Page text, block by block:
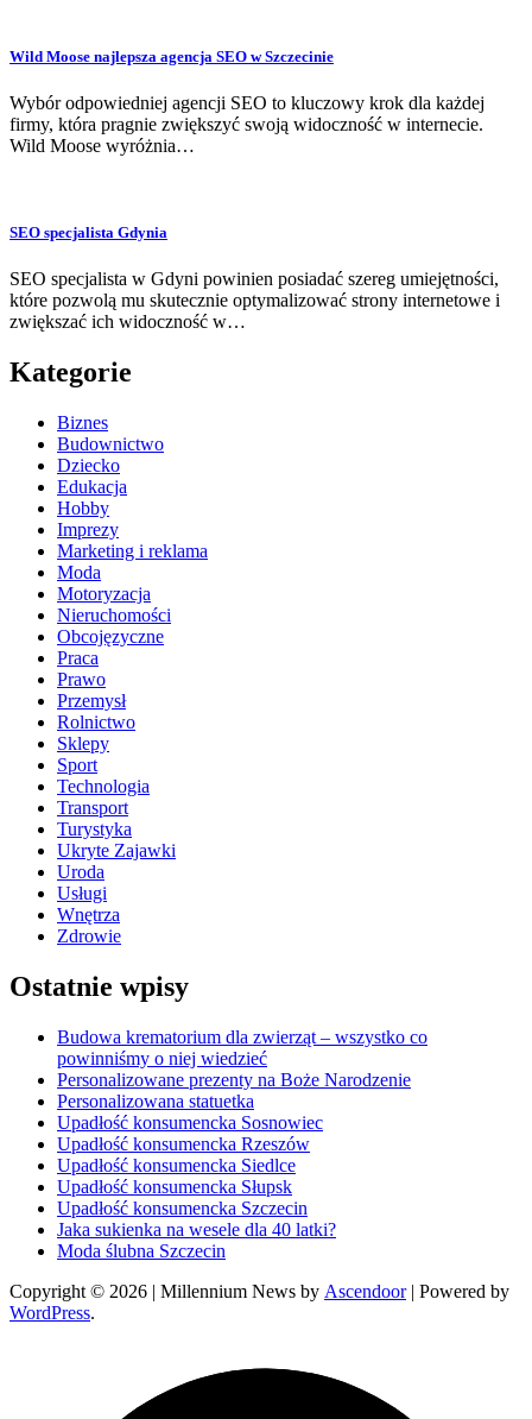
Wild Moose najlepsza agencja SEO w Szczecinie
Wybór odpowiedniej agencji SEO to kluczowy krok dla każdej
firmy, która pragnie zwiększyć swoją widoczność w internecie.
Wild Moose wyróżnia…
SEO specjalista Gdynia
SEO specjalista w Gdyni powinien posiadać szereg umiejętności,
które pozwolą mu skutecznie optymalizować strony internetowe i
zwiększać ich widoczność w…
Kategorie
Biznes
Budownictwo
Dziecko
Edukacja
Hobby
Imprezy
Marketing i reklama
Moda
Motoryzacja
Nieruchomości
Obcojęzyczne
Praca
Prawo
Przemysł
Rolnictwo
Sklepy
Sport
Technologia
Transport
Turystyka
Ukryte Zajawki
Uroda
Usługi
Wnętrza
Zdrowie
Ostatnie wpisy
Budowa krematorium dla zwierząt – wszystko co
powinniśmy o niej wiedzieć
Personalizowane prezenty na Boże Narodzenie
Personalizowana statuetka
Upadłość konsumencka Sosnowiec
Upadłość konsumencka Rzeszów
Upadłość konsumencka Siedlce
Upadłość konsumencka Słupsk
Upadłość konsumencka Szczecin
Jaka sukienka na wesele dla 40 latki?
Moda ślubna Szczecin
Copyright © 2026 | Millennium News by Ascendoor| Powered by
WordPress.